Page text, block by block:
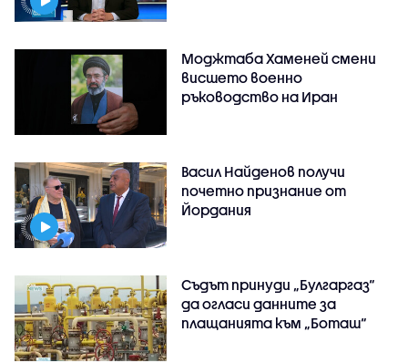
Моджтаба Хаменей смени
висшето военно
ръководство на Иран
Васил Найденов получи
почетно признание от
Йордания
Съдът принуди „Булгаргаз“
да огласи данните за
плащанията към „Боташ“